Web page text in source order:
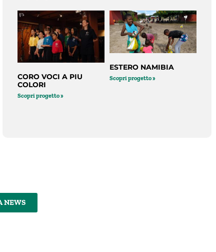
CORO VOCI A PIU
COLORI
Scopri progetto »
ESTERO NAMIBIA
Scopri progetto »
NEWS